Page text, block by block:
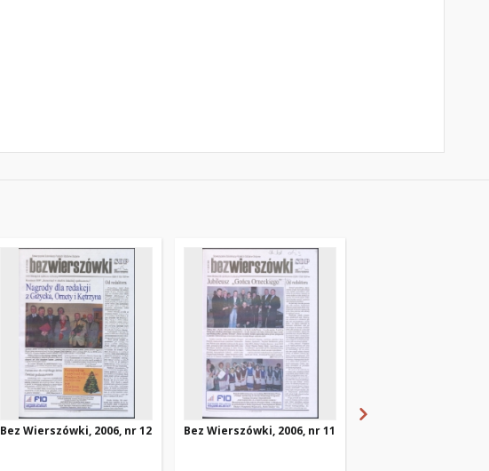
Bez Wierszówki, 2006, nr 12 Bez Wierszówki, 2006, nr 11